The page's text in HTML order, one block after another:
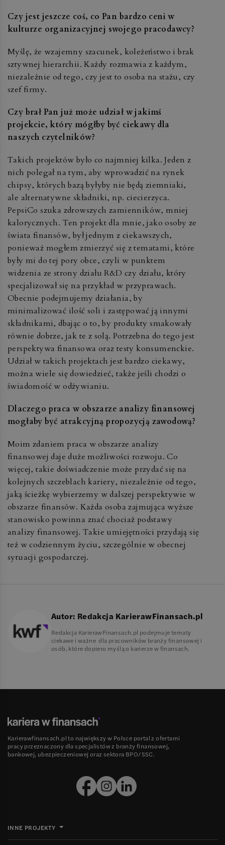
Czy jest jeszcze coś, co Pan bardzo ceni w
kulturze organizacyjnej swojego pracodawcy?
Myślę, że wzajemny szacunek, koleżeństwo i brak
sztywnej hierarchii. Każdy rozmawia z każdym,
niezależnie od tego, czy jest to osoba na stażu, czy
szef firmy.
Czy brał Pan już może udział w jakimś
projekcie, który mógłby być ciekawy dla
naszych czytelników?
Takich projektów było co najmniej kilka. Jeden z
nich polegał na tym, aby wprowadzić na rynek
chipsy, których bazą byłyby nie będą ziemniaki,
ale alternatywne składniki, np. ciecierzyca.
PepsiCo szuka zdrowszych zamienników, mniej
kalorycznych. Ten projekt dla mnie, jako osoby ze
świata finansów, był jednym z ciekawszych,
ponieważ mogłem zmierzyć się z tematami, które
były mi do tej pory obce, czyli w punktem
widzenia ze strony działu R&D czy działu, który
specjalizował się na przykład w przyprawach.
Obecnie podejmujemy działania, by
minimalizować ilość soli i zastępować ją innymi
składnikami, dbając o to, by produkty smakowały
równie dobrze, jak te z solą. Potrzebna do tego jest
perspektywa finansowa oraz testy konsumenckie.
Udział w takich projektach jest bardzo ciekawy,
można wiele się dowiedzieć, także jeśli chodzi o
świadomość w odżywianiu.
Dlaczego praca w obszarze analizy finansowej
mogłaby być atrakcyjną propozycją zawodową?
Moim zdaniem praca w obszarze analizy
finansowej daje duże możliwości rozwoju. Co
więcej, takie doświadczenie może przydać się na
kolejnych szczeblach kariery, niezależnie od tego,
jaką ścieżkę wybierzemy w dalszej perspektywie w
obszarze finansów. Każda osoba zajmująca wyższe
stanowisko powinna znać chociaż podstawy
analizy finansowej. Takie umiejętności przydają się
też w codziennym życiu, szczególnie w obecnej
sytuacji gospodarczej.
Autor: Redakcja KarierawFinansach.pl
Redakcja KarierawFinansach.pl podejmuje tematy
ciekawe i ważne dla pracowników branży finansowej i
osób, które dopiero myślą o karierze w finansach.
Karierawfinansach.pl to największy w Polsce portal z ofertami
pracy przeznaczony dla specjalistów z branży finansowej,
bankowej, ubezpieczeniowej oraz sektora BPO/SSC.
INNE PROJEKTY